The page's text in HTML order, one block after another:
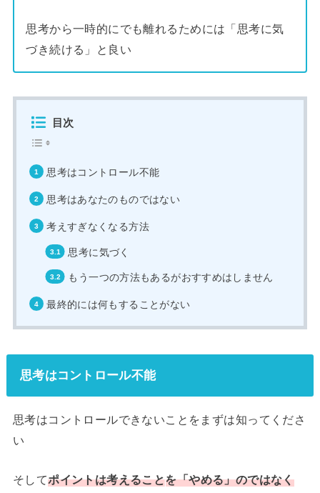
思考から一時的にでも離れるためには「思考に気
づき続ける」と良い
目次
思考はコントロール不能
思考はあなたのものではない
考えすぎなくなる方法
思考に気づく
もう一つの方法もあるがおすすめはしません
最終的には何もすることがない
思考はコントロール不能
思考はコントロールできないことをまずは知ってくださ
い
そしてポイントは考えることを「やめる」のではなく